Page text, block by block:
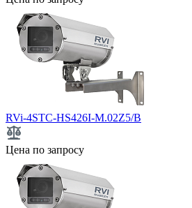
RVi-4STC-HS426I-M.02Z5/B
Цена по запросу